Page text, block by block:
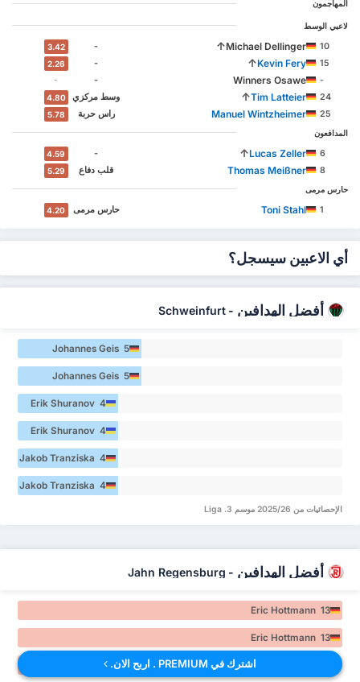
المهاجمون
لاعبي الوسط
10
Michael Dellinger
↑
-
3.42
15
Kevin Fery
↑
-
2.26
-
Winners Osawe
-
-
24
Tim Latteier
↑ وسط مركزي 4.80
25
Manuel Wintzheimer ‏راس حربة 5.78
المدافعون
6
Lucas Zeller
↑
-
4.59
8
Thomas Meißner ‏قلب دفاع 5.29
حارس مرمى
1
Toni Stahl حارس مرمى 4.20
أي الاعبين سيسجل؟
أفضل الهدافين -
Schweinfurt
Johannes Geis 5
Johannes Geis 5
Erik Shuranov 4
Erik Shuranov 4
Jakob Tranziska 4
Jakob Tranziska 4
الإحصائيات من 2025/26 موسم 3. Liga
أفضل الهدافين -
Jahn Regensburg
Eric Hottmann 13
Eric Hottmann 13
Noel Eichinger 10
اشترك في PREMIUM . اربح الان.